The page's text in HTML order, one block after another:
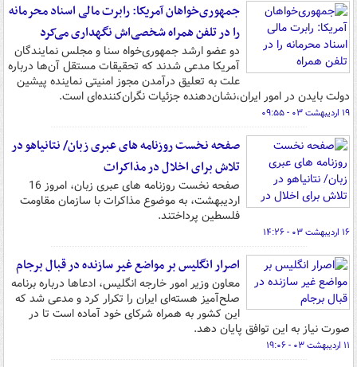
جمهوری‌خواهان آمریکا: رابرت مالی اسناد محرمانه
را در تلفن همراه شخصی‌اش نگهداری می‌کرد
دو عضو ارشد جمهوری‌خواه سنا و مجلس نمایندگان
آمریکا مدعی شدند که تحقیقات مستقل آن‌ها درباره
علت به تعلیق درآمدن مجوز امنیتی نماینده پیشین
دولت بایدن در امور ایران،نشان‌دهنده جزئیات نگران‌کننده‌ای است.
۱۹ اردیبهشت ۰۳ - ۰۹:۵۵
صفحه نخست روزنامه های عبری زبان/ نتانیاهو در
تلاش برای اخلال در مذاکرات
صفحه نخست روزنامه های عبری زبان، امروز 16
اردیبهشت، به موضوع مذاکرات با سازمان مقاومت
فلسطین پرداختند.
۱۶ اردیبهشت ۰۳ - ۱۴:۲۶
اصرار انگلیس بر مواضع غیر سازنده در قبال برجام
معاون وزیر امور خارجه انگلیس، ادعاها درباره برنامه
صلح‌آمیز هسته‌ای ایران را تکرار کرد و مدعی شد که
این کشور به همراه شرکای خود آماده است تا در
صورت نیاز به این توافق پایان دهد.
۱۱ اردیبهشت ۰۳ - ۱۹:۰۶